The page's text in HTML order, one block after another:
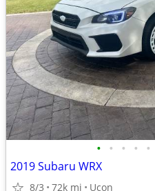
• • • • •
2019 Subaru WRX
8/3 72k mi Ucon